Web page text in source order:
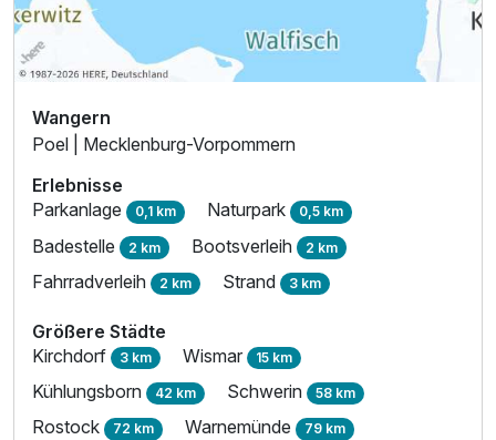
Wangern
Poel | Mecklenburg-Vorpommern
Erlebnisse
Parkanlage 0,1 km Naturpark 0,5 km
Badestelle 2 km Bootsverleih 2 km
Fahrradverleih 2 km Strand 3 km
Größere Städte
Kirchdorf 3 km Wismar 15 km
Kühlungsborn 42 km Schwerin 58 km
Rostock 72 km Warnemünde 79 km